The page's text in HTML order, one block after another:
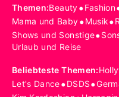
Themen:Beauty•Fashion
Mama und Baby•Musik•
Shows und Sonstige•
Urlaub und Reise
Beliebteste Themen:
Let's Dance•DSDS•